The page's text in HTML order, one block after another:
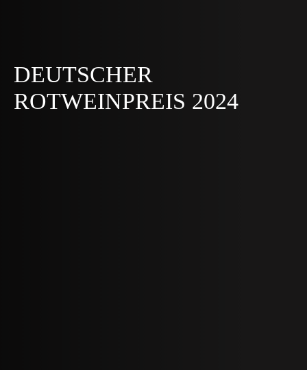
DEUTSCHER
ROTWEINPREIS 2024